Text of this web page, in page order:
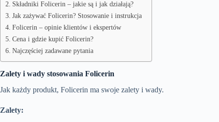
Składniki Folicerin – jakie są i jak działają?
Jak zażywać Folicerin? Stosowanie i instrukcja
Folicerin – opinie klientów i ekspertów
Cena i gdzie kupić Folicerin?
Najczęściej zadawane pytania
Zalety i wady stosowania Folicerin
Jak każdy produkt, Folicerin ma swoje zalety i wady.
Zalety: